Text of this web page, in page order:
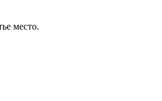
место.